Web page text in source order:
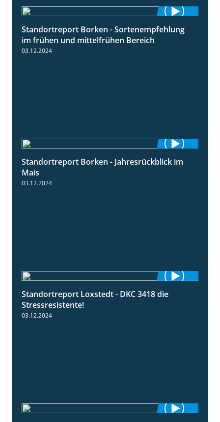
7:53
Standortreport Borken - Sortenempfehlung
im frühen und mittelfrühen Bereich
03.12.2024
4:26
Standortreport Borken - Jahresrückblick im
Mais
03.12.2024
1:04
Standortreport Loxstedt - DKC 3418 die
Stressresistente!
03.12.2024